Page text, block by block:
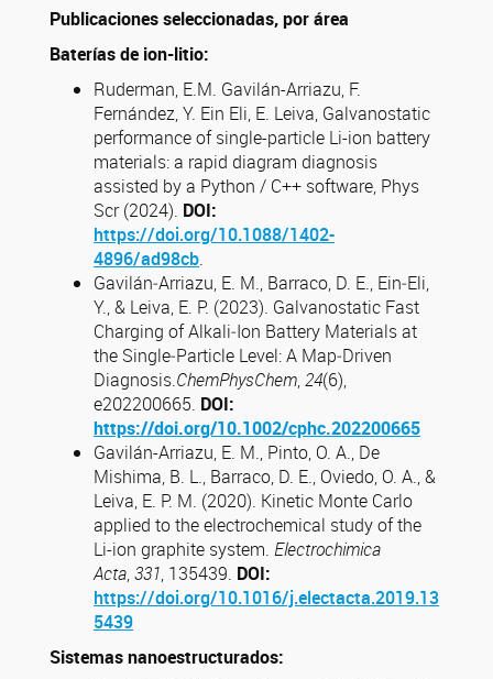
Publicaciones seleccionadas, por área
Baterías de ion-litio:
Ruderman, E.M. Gavilán-Arriazu, F.
Fernández, Y. Ein Eli, E. Leiva, Galvanostatic
performance of single-particle Li-ion battery
materials: a rapid diagram diagnosis
assisted by a Python / C++ software, Phys
Scr (2024). DOI:
https://doi.org/10.1088/1402-
4896/ad98cb.
Gavilán‐Arriazu, E. M., Barraco, D. E., Ein‐Eli,
Y., & Leiva, E. P. (2023). Galvanostatic Fast
Charging of Alkali‐Ion Battery Materials at
the Single‐Particle Level: A Map‐Driven
Diagnosis.ChemPhysChem,24(6),
e202200665. DOI:
https://doi.org/10.1002/cphc.202200665
Gavilán-Arriazu, E. M., Pinto, O. A., De
Mishima, B. L., Barraco, D. E., Oviedo, O. A., &
Leiva, E. P. M. (2020). Kinetic Monte Carlo
applied to the electrochemical study of the
Li-ion graphite system. Electrochimica
Acta,331, 135439. DOI:
https://doi.org/10.1016/j.electacta.2019.13
5439
Sistemas nanoestructurados: